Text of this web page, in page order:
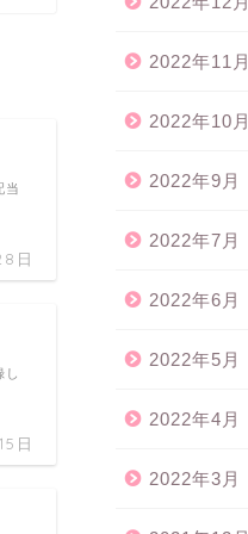
日
当
日
し
2022年11月
2022年10月
2022年9月
2022年7月
2022年6月
2022年5月
2022年4月
2022年3月